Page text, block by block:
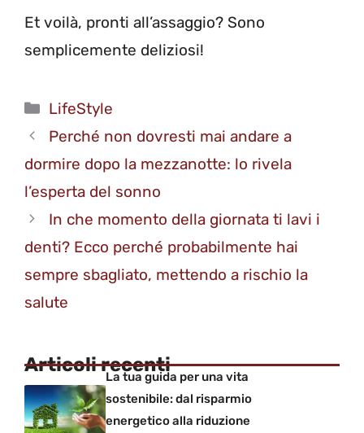
Et voilà, pronti all’assaggio? Sono
semplicemente deliziosi!
Categorie
LifeStyle
Perché non dovresti mai andare a
dormire dopo la mezzanotte: lo rivela
l’esperta del sonno
In che momento della giornata ti lavi i
denti? Ecco perché probabilmente hai
sempre sbagliato, mettendo a rischio la
salute
Articoli recenti
La tua guida per una vita
sostenibile: dal risparmio
energetico alla riduzione